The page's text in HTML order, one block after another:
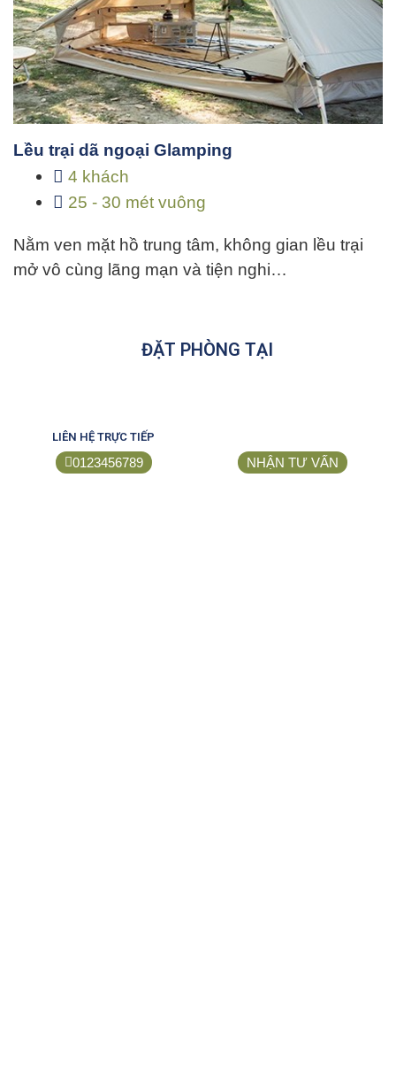
Lều trại dã ngoại Glamping
4 khách
25 - 30 mét vuông
Nằm ven mặt hồ trung tâm, không gian lều trại
mở vô cùng lãng mạn và tiện nghi…
ĐẶT PHÒNG TẠI
LIÊN HỆ TRỰC TIẾP
0123456789 NHẬN TƯ VẤN